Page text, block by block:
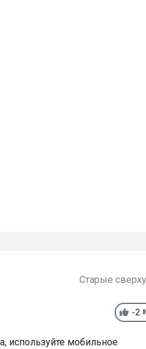
Старые
-2
используйте мобильное